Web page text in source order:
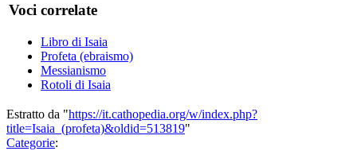
Voci correlate
Libro di Isaia
Profeta (ebraismo)
Messianismo
Rotoli di Isaia
Estratto da "https://it.cathopedia.org/w/index.php?
title=Isaia_(profeta)&oldid=513819"
Categorie: